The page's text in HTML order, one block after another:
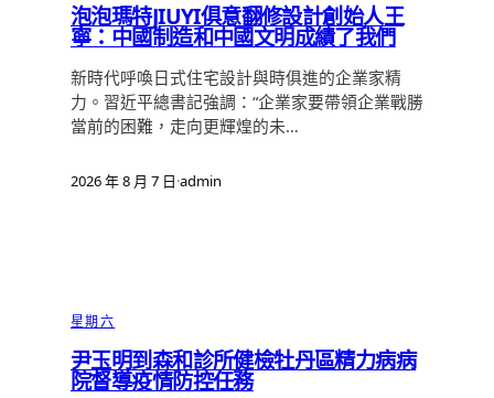
泡泡瑪特JIUYI俱意翻修設計創始人王
寧：中國制造和中國文明成績了我們
新時代呼喚日式住宅設計與時俱進的企業家精
力。習近平總書記強調：“企業家要帶領企業戰勝
當前的困難，走向更輝煌的未…
2026 年 8 月 7 日·admin
星期六
尹玉明到森和診所健檢牡丹區精力病病
院督導疫情防控任務